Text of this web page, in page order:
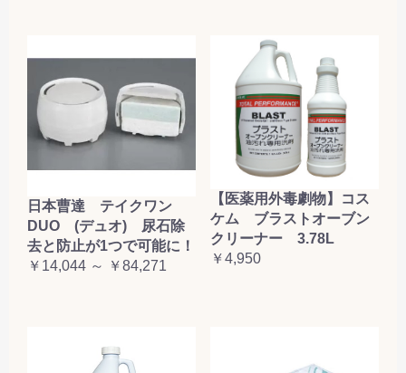
日本曹達 テイクワン
DUO (デュオ) 尿石除
去と防止が1つで可能に！
￥14,044 ～ ￥84,271
【医薬用外毒劇物】コス
ケム ブラストオーブン
クリーナー 3.78L
￥4,950